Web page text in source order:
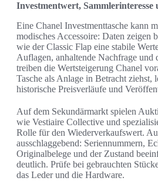
Investmentwert,
Eine Chanel Investmenttasche kann
modisches Accessoire: Daten zeigen
wie der Classic Flap eine stabile
Auflagen, anhaltende Nachfrage und
treiben die Wertsteigerung Chanel
Tasche als Anlage in Betracht
historische Preisverläufe und
Auf dem Sekundärmarkt spielen
wie Vestiaire Collective und
Rolle für den Wiederverkaufswert.
ausschlaggebend: Seriennummern,
Originalbelege und der Zustand
deutlich. Prüfe bei gebrauchten
das Leder und die Hardware.